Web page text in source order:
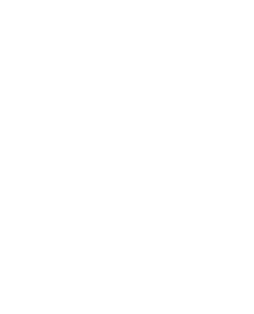
Tryk Politi. Man vil kun modtage
med foreningen foretage